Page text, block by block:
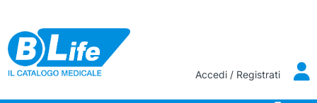
Vai al contenuto principale
Accedi / Registrati